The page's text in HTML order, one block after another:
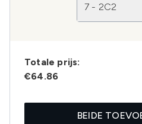
7 - 2C2
Totale prijs:
€64.86
BEIDE